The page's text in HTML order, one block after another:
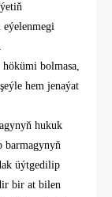
bolmasa,
hem jenaýat
hukuk
barmagynyň
üýtgedilip
bir at bilen